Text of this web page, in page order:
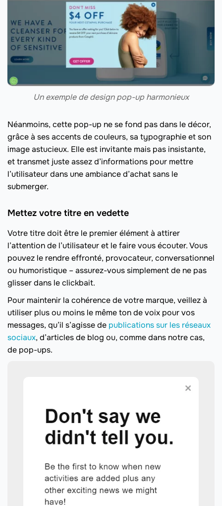
Un exemple de design pop-up harmonieux
Néanmoins, cette pop-up ne se fond pas dans le décor,
grâce à ses accents de couleurs, sa typographie et son
image astucieux. Elle est invitante mais pas insistante,
et transmet juste assez d’informations pour mettre
l’utilisateur dans une ambiance d’achat sans le
submerger.
Mettez votre titre en vedette
Votre titre doit être le premier élément à attirer
l’attention de l’utilisateur et le faire vous écouter. Vous
pouvez le rendre effronté, provocateur, conversationnel
ou humoristique – assurez-vous simplement de ne pas
glisser dans le clickbait.
Pour maintenir la cohérence de votre marque, veillez à
utiliser plus ou moins le même ton de voix pour vos
messages, qu’il s’agisse de publications sur les réseaux
sociaux, d’articles de blog ou, comme dans notre cas,
de pop-ups.